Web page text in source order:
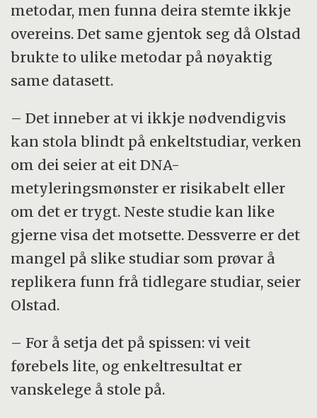
metodar, men funna deira stemte ikkje
overeins. Det same gjentok seg då Olstad
brukte to ulike metodar på nøyaktig
same datasett.
– Det inneber at vi ikkje nødvendigvis
kan stola blindt på enkeltstudiar, verken
om dei seier at eit DNA-
metyleringsmønster er risikabelt eller
om det er trygt. Neste studie kan like
gjerne visa det motsette. Dessverre er det
mangel på slike studiar som prøvar å
replikera funn frå tidlegare studiar, seier
Olstad.
– For å setja det på spissen: vi veit
førebels lite, og enkeltresultat er
vanskelege å stole på.